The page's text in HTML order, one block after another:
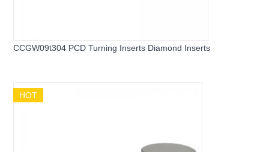
CCGW09t304 PCD Turning Inserts Diamond Inserts
HOT